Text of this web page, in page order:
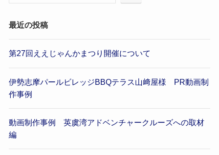
最近の投稿
第27回ええじゃんかまつり開催について
伊勢志摩パールビレッジBBQテラス山﨑屋様 PR動画制
作事例
動画制作事例 英虞湾アドベンチャークルーズへの取材
編